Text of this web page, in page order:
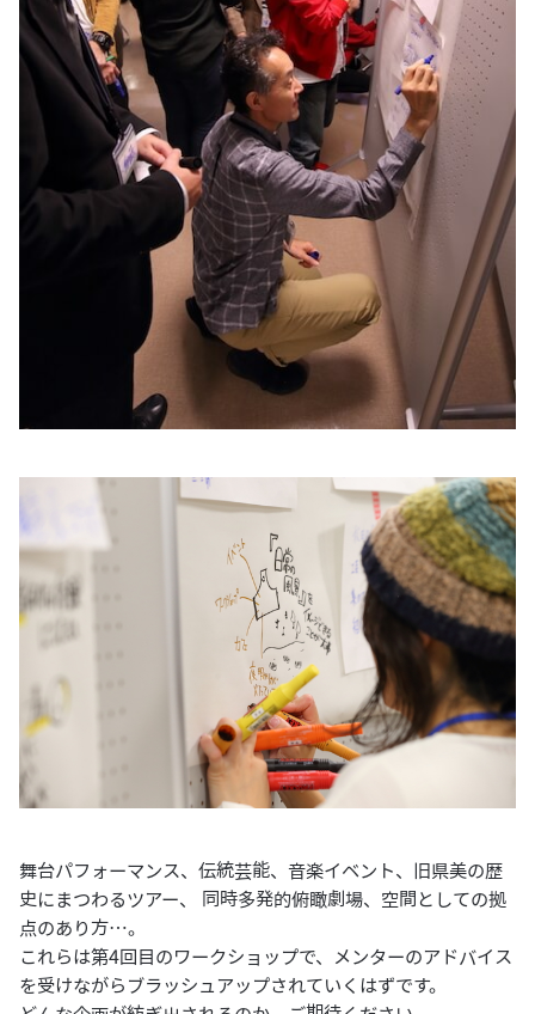
舞台パフォーマンス、伝統芸能、音楽イベント、旧県美の歴
史にまつわるツアー、 同時多発的俯瞰劇場、空間としての拠
点のあり方…。
これらは第4回目のワークショップで、メンターのアドバイス
を受けながらブラッシュアップされていくはずです。